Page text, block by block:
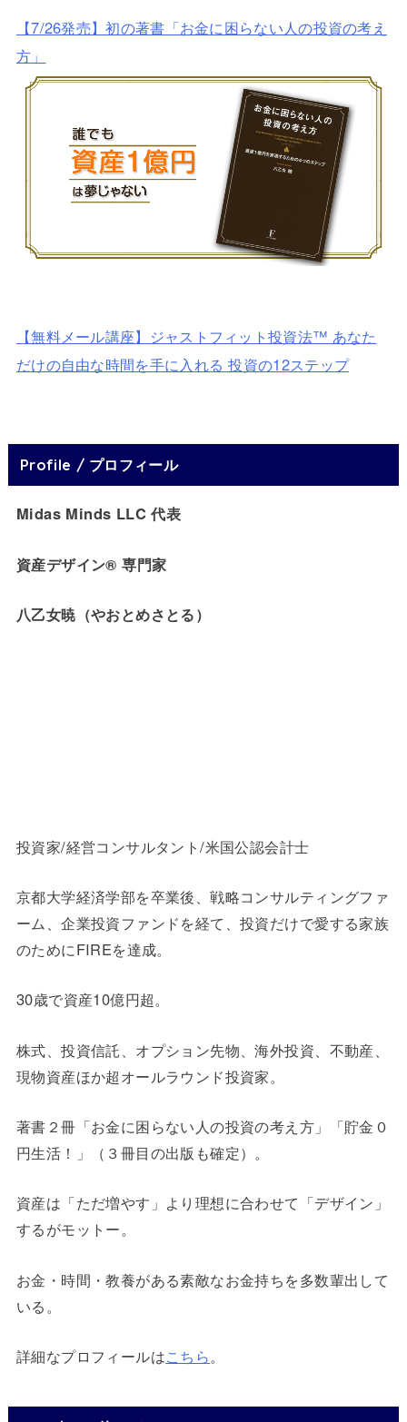
【7/26発売】初の著書「お金に困らない人の投資の考え
方」
【無料メール講座】ジャストフィット投資法™ あなた
だけの自由な時間を手に入れる 投資の12ステップ
Profile / プロフィール
Midas Minds LLC 代表
資産デザイン® 専門家
八乙女暁（やおとめさとる）
投資家/経営コンサルタント/米国公認会計士
京都大学経済学部を卒業後、戦略コンサルティングファ
ーム、企業投資ファンドを経て、投資だけで愛する家族
のためにFIREを達成。
30歳で資産10億円超。
株式、投資信託、オプション先物、海外投資、不動産、
現物資産ほか超オールラウンド投資家。
著書２冊「お金に困らない人の投資の考え方」「貯金０
円生活！」（３冊目の出版も確定）。
資産は「ただ増やす」より理想に合わせて「デザイン」
するがモットー。
お金・時間・教養がある素敵なお金持ちを多数輩出して
いる。
詳細なプロフィールはこちら。